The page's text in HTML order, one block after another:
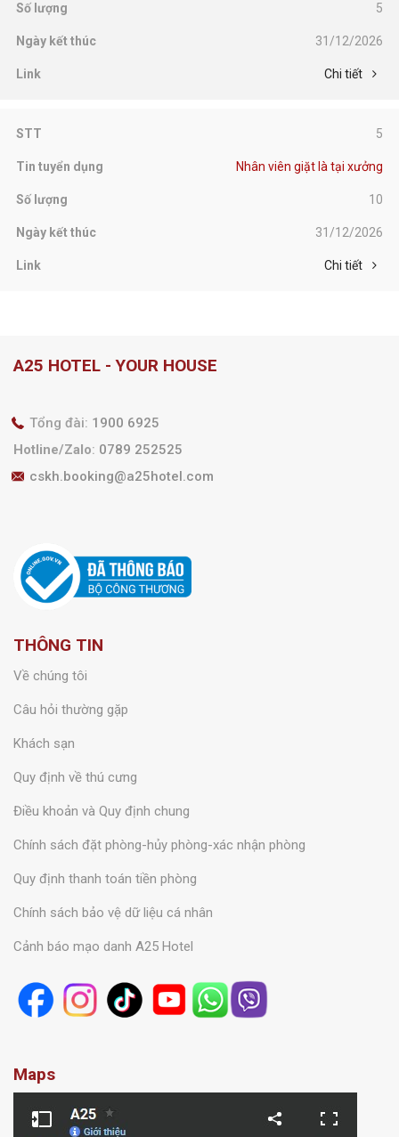
5
31/12/2026
Chi tiết
5
Nhân viên giặt là tại xưởng
10
31/12/2026
Chi tiết
A25 HOTEL - YOUR HOUSE
Tổng đài: 1900 6925
Hotline/Zalo: 0789 252525
cskh.booking@a25hotel.com
THÔNG TIN
Về chúng tôi
Câu hỏi thường gặp
Khách sạn
Quy định về thú cưng
Điều khoản và Quy định chung
Chính sách đặt phòng-hủy phòng-xác nhận phòng
Quy định thanh toán tiền phòng
Chính sách bảo vệ dữ liệu cá nhân
Cảnh báo mạo danh A25 Hotel
Maps